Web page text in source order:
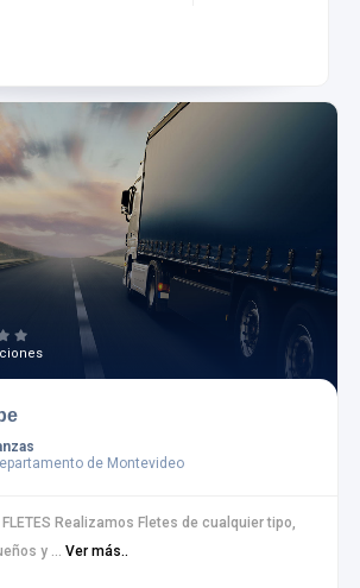
de Montevideo
FLETES Realizamos Fletes de cualquier tipo,
y ... Ver más..